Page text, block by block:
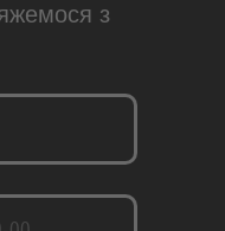
з